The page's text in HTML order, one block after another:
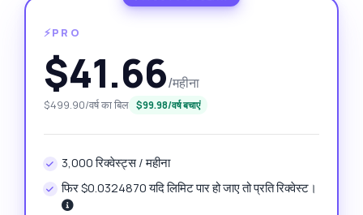
⚡PRO
$41.66/महीना
$499.90/वर्ष का बिल $99.98/वर्ष बचाएं
3,000 रिक्वेस्ट्स / महीना
फिर $0.0324870 यदि लिमिट पार हो जाए तो प्रति रिक्वेस्ट।